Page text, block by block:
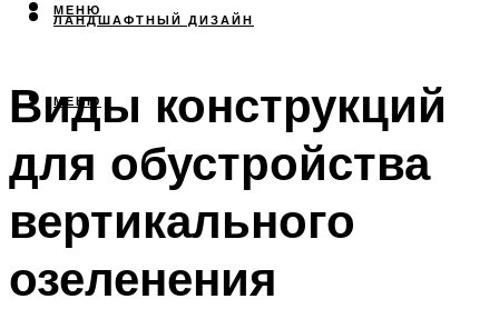
ЛАНДШАФТНЫЙ ДИЗАЙН
МЕНЮ
МЕНЮ
Виды конструкций
для обустройства
вертикального
озеленения